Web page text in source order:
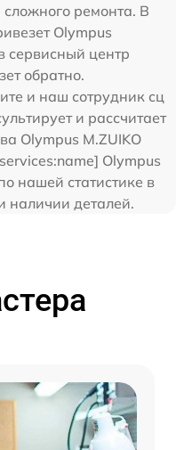
ремонта. В
Olympus
сервисный центр
обратно.
и наш сотрудник сц
и рассчитает
Olympus M.ZUIKO
Olympus
нашей статистике в
наличии деталей.